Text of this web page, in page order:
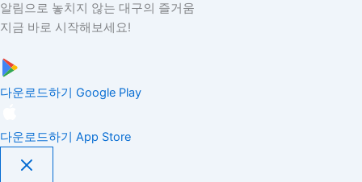
알림으로 놓치지 않는 대구의 즐거움
지금 바로 시작해보세요!
다운로드하기 Google Play
다운로드하기 App Store